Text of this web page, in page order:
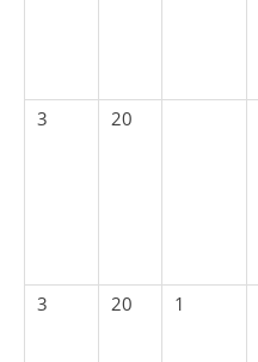
3
20
3 20
1